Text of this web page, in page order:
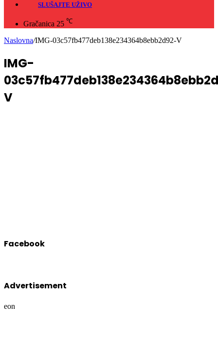
SLUŠAJTE UŽIVO
Gračanica 25 ℃
Naslovna/IMG-03c57fb477deb138e234364b8ebb2d92-V
IMG-
V
Facebook
Advertisement
eon